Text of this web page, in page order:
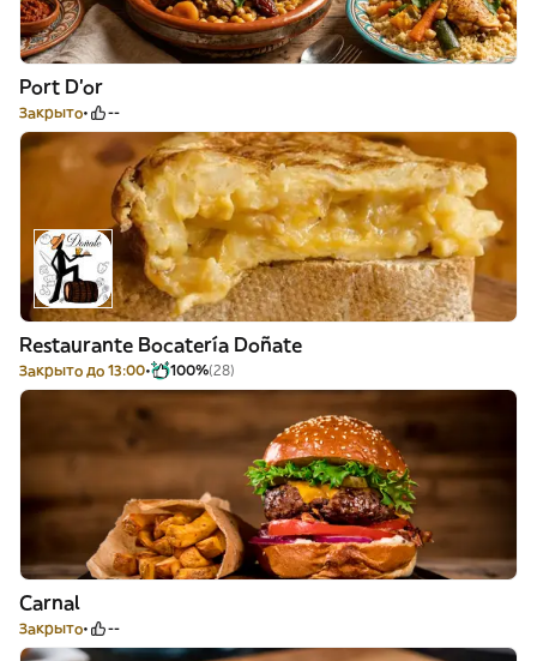
Port D'or
Закрыто --
Restaurante Bocatería Doñate
Закрыто до 13:00 100%(28)
Carnal
Закрыто --